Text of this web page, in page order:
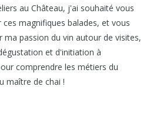
au Château, j'ai souhaité vous
magnifiques balades, et vous
ma passion du vin autour de visites,
et d'initiation à
comprendre les métiers du
maître de chai !